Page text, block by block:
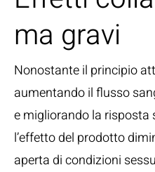
ma gravi
Nonostante il principio
aumentando il flusso
e migliorando la risposta
l’effetto del prodotto
aperta di condizioni